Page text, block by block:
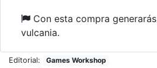
Con esta compra generarás
vulcania.
Editorial:
Games Workshop